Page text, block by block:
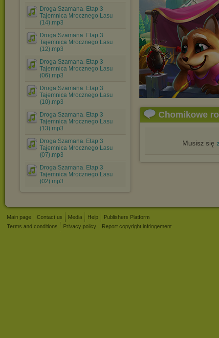
Droga Szamana. Etap 3
Tajemnica Mrocznego Lasu
(14).mp3
Droga Szamana. Etap 3
Tajemnica Mrocznego Lasu
(12).mp3
Droga Szamana. Etap 3
Tajemnica Mrocznego Lasu
(06).mp3
Droga Szamana. Etap 3
Tajemnica Mrocznego Lasu
(10).mp3
Droga Szamana. Etap 3
Tajemnica Mrocznego Lasu
(13).mp3
Droga Szamana. Etap 3
Tajemnica Mrocznego Lasu
(07).mp3
Droga Szamana. Etap 3
Tajemnica Mrocznego Lasu
(02).mp3
Chomikowe
Musisz się
Main page Contact us Media Help
Publishers Platform
Terms and conditions
Privacy policy Report copyright infringement